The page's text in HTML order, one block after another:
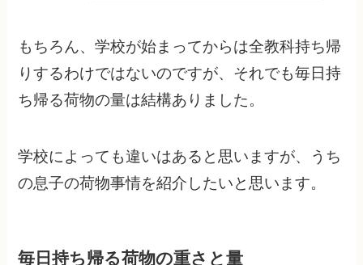
もちろん、学校が始まってからは全教科持ち帰
りするわけではないのですが、それでも毎日持
ち帰る荷物の量は結構ありました。
学校によっても違いはあると思いますが、うち
の息子の荷物事情を紹介したいと思います。
毎日持ち帰る荷物の重さと量